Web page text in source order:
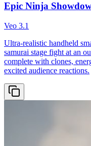
Epic Ninja
Veo 3.1
Ultra-realistic handheld
samurai stage fight at an
complete with clones,
excited audience reactions.